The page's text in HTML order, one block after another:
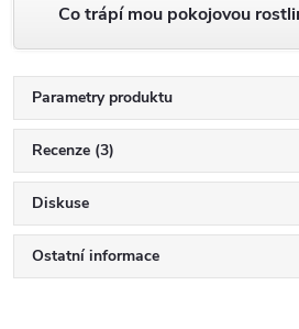
Co trápí mou pokojovou
Parametry produktu
Recenze (3)
Diskuse
Ostatní informace